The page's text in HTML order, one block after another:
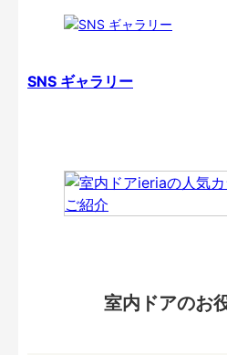
SNS ギャラリー
室内ドアのお